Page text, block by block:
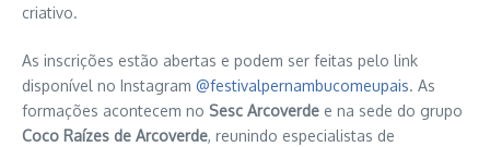
criativo.
As inscrições estão abertas e podem ser feitas pelo link
disponível no Instagram @festivalpernambucomeupais. As
formações acontecem no Sesc Arcoverde e na sede do grupo
Coco Raízes de Arcoverde, reunindo especialistas de